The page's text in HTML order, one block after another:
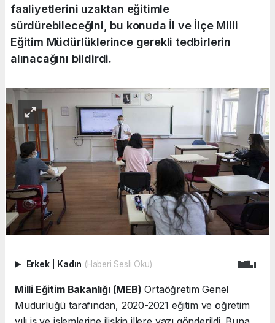
faaliyetlerini uzaktan eğitimle
sürdürebileceğini, bu konuda İl ve İlçe Milli
Eğitim Müdürlüklerince gerekli tedbirlerin
alınacağını bildirdi.
Erkek Kadın (Haberi Sesli Oku)
Milli Eğitim Bakanlığı (MEB) Ortaöğretim Genel
Müdürlüğü tarafından, 2020-2021 eğitim ve öğretim